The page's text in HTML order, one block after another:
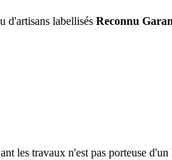
d'artisans labellisés Reconnu
les travaux n'est pas porteuse d'un